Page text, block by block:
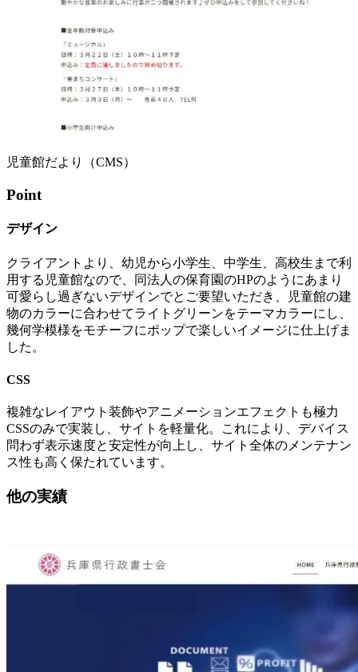
児童館だより（CMS）
Point
デザイン
クライアントより、幼児から小学生、中学生、高校生まで利
用する児童館なので、同法人の保育園のHPのようにあまり
可愛らし過ぎないデザインでとご要望いただき、児童館の建
物のカラーに合わせてライトグリーンをテーマカラーにし、
幾何学模様をモチーフにポップで楽しいイメージに仕上げま
した。
CSS
複雑なレイアウト装飾やアニメーションエフェクトも極力
CSSのみで実装し、サイトを軽量化。これにより、デバイス
問わず表示速度と安定性が向上し、サイト全体のメンテナン
ス性も高く保たれています。
他の実績